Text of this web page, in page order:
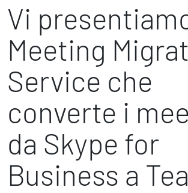
People
Strategy
Future
Digital
Operation
Safety
Tecnologie
Eventi
Ispirazioni
Formazione
Contatti
Leadership
Benessere Organizzativo & Sostenibile
Performance Management
Strategy
Change Management
Business Process Improvement
People & Process
Marketing Strategico
Finanza Strategica
231 Gestione Rischi
Vi
Meeting
Service che
converte i
da Skype for
Business a